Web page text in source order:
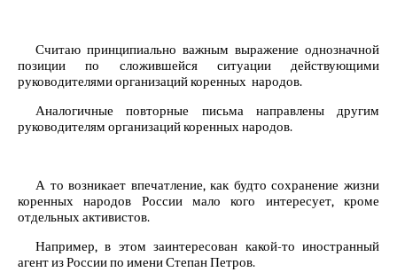
Считаю принципиально важным выражение однозначной
позиции по сложившейся ситуации действующими
руководителями организаций коренных народов.
Аналогичные повторные письма направлены другим
руководителям организаций коренных народов.
А то возникает впечатление, как будто сохранение жизни
коренных народов России мало кого интересует, кроме
отдельных активистов.
Например, в этом заинтересован какой-то иностранный
агент из России по имени Степан Петров.